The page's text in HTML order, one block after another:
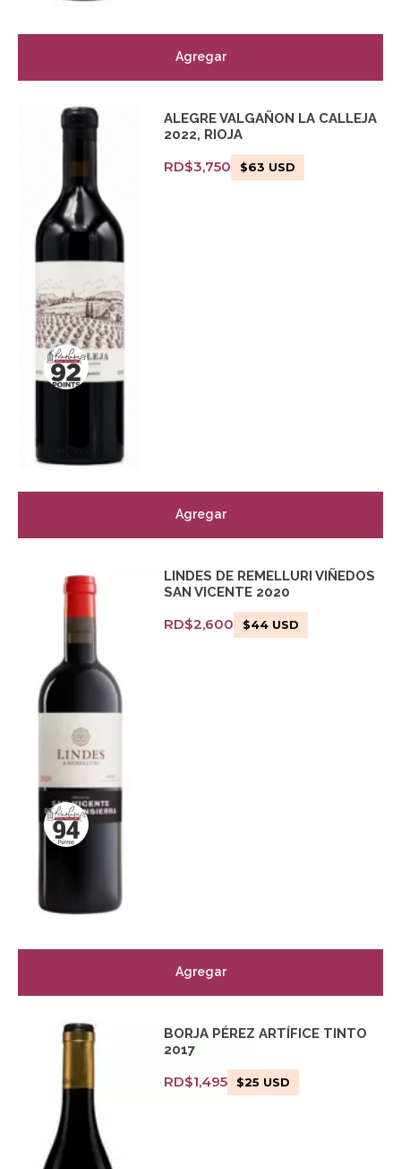
Agregar
ALEGRE VALGAÑON LA CALLEJA
2022, RIOJA
RD$3,750 $63 USD
Agregar
LINDES DE REMELLURI VIÑEDOS
SAN VICENTE 2020
RD$2,600 $44 USD
Agregar
BORJA PÉREZ ARTÍFICE TINTO
2017
RD$1,495 $25 USD